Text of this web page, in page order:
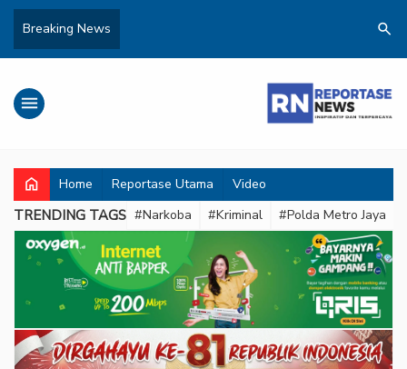
Breaking News search
menu
home Home Reportase Utama Video
TRENDING TAGS #Narkoba #Kriminal #Polda Metro Jaya